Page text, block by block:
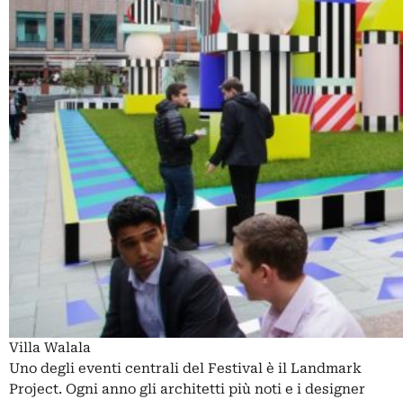
Villa Walala
Uno degli eventi centrali del Festival è il Landmark
Project. Ogni anno gli architetti più noti e i designer